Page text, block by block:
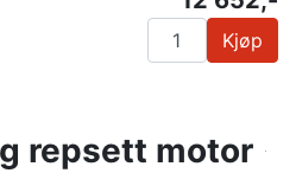
Kjøp
repsett motor